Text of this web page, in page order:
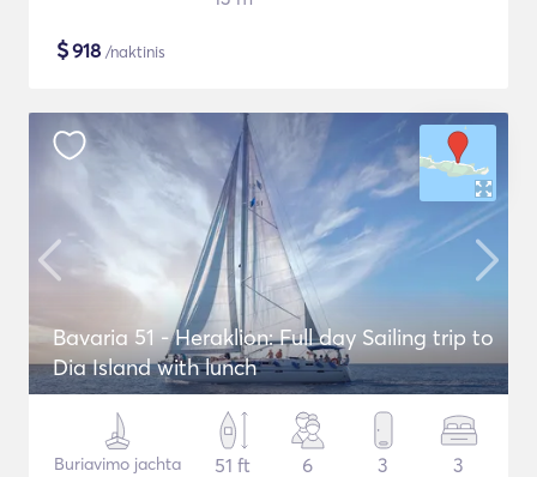
$918 /naktinis
Bavaria 51 - Heraklion: Full day Sailing trip to
Dia Island with lunch
Buriavimo jachta
51 ft
6 3 3